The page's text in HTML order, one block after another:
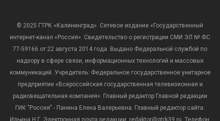
© 2025 ГТРК «Калининград». Сетевое издание «Государственный
интернет-канал «Россия». Свидетельство о регистрации СМИ ЭЛ № ФС
77-59166 от 22 августа 2014 года. Выдано Федеральной службой по
надзору в сфере связи, информационных технологий и массовых
коммуникаций. Учредитель: Федеральное государственное унитарное
предприятие «Всероссийская государственная телевизионная и
радиовещательная компания». Главный редактор Главной редакции
ГИК "Россия" - Панина Елена Валерьевна. Главный редактор сайта:
Ильина Н.Г. Электронная почта редакции: redaktor@gtrk39.ru. Телефон: